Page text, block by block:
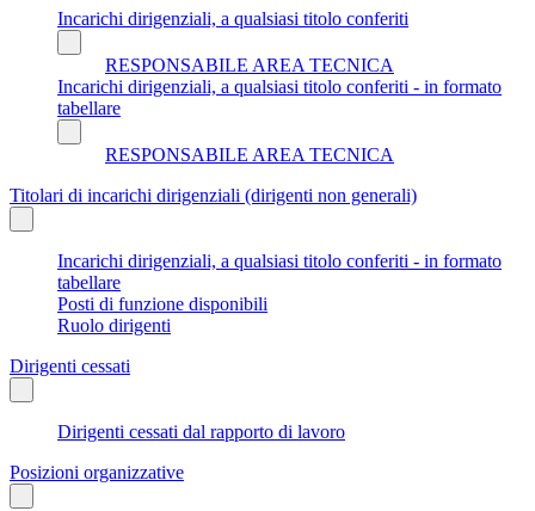
Incarichi dirigenziali, a qualsiasi titolo conferiti
RESPONSABILE AREA TECNICA
Incarichi dirigenziali, a qualsiasi titolo conferiti - in formato
tabellare
RESPONSABILE AREA TECNICA
Titolari di incarichi dirigenziali (dirigenti non generali)
Incarichi dirigenziali, a qualsiasi titolo conferiti - in formato
tabellare
Posti di funzione disponibili
Ruolo dirigenti
Dirigenti cessati
Dirigenti cessati dal rapporto di lavoro
Posizioni organizzative